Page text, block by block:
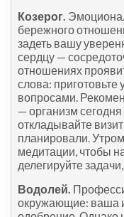
Козерог.
бережного
задеть вашу
сердцу —
отношениях
слова:
вопросами.
— организм
откладывайте
планировали.
медитации, чтобы
делегируйте
Водолей.
окружающие: ваша